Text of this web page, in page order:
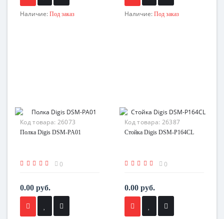
Наличие: Под заказ Наличие: Под заказ
Код товара: 26073
Полка Digis DSM-PA01
0
0.00 руб.
Код товара: 26387
Стойка Digis DSM-P164CL
0
0.00 руб.